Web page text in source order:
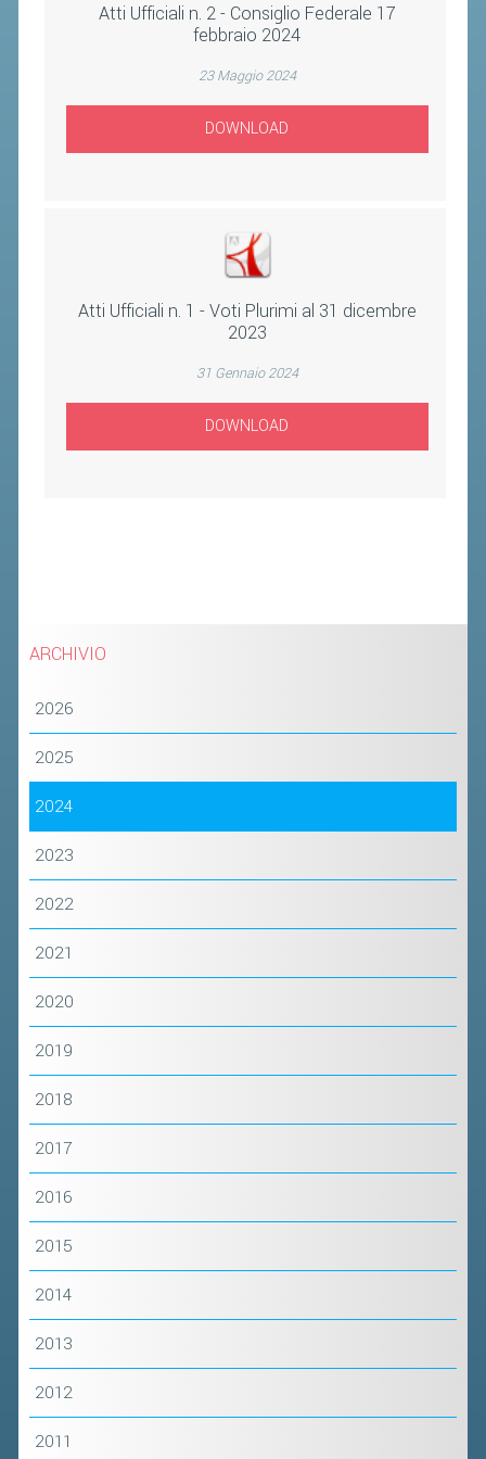
Atti Ufficiali n. 2 - Consiglio Federale 17
febbraio 2024
23 Maggio 2024
DOWNLOAD
Atti Ufficiali n. 1 - Voti Plurimi al 31 dicembre
2023
31 Gennaio 2024
DOWNLOAD
ARCHIVIO
2026
2025
2024
2023
2022
2021
2020
2019
2018
2017
2016
2015
2014
2013
2012
2011
MODULI
MANIFESTAZIONI SPORTIVE
RICHIESTA TORNEI
PARA BADMINTON
L'ATTIVITÀ
TESSERAMENTO
REGOLAMENTI
GARE
STAFF TECNICO
PROGETTI CONI
FORMAZIONE
VOLA CON NOI
DOCUMENTAZIONE E RICERCA
ALBI FEDERALI
REVOCA DI SOCIETÀ, ASSOCIAZIONI